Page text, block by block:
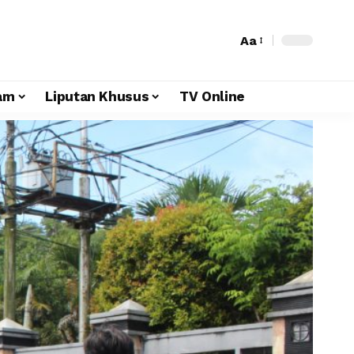
Aa
Liputan Khusus TV Online